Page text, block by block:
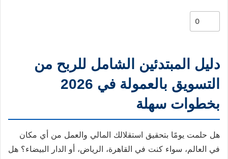
0
دليل المبتدئين الشامل للربح من
التسويق بالعمولة في 2026
بخطوات سهلة
هل حلمت يومًا بتحقيق استقلالك المالي والعمل من أي مكان
في العالم، سواء كنت في القاهرة، الرياض، أو الدار البيضاء؟ هل